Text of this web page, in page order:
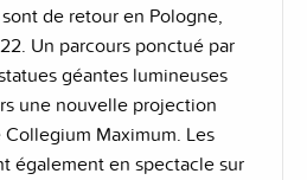
de retour en Pologne,
Un parcours ponctué par
géantes lumineuses
une nouvelle projection
Maximum. Les
également en spectacle sur